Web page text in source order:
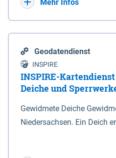
Mehr Infos
Geodatendienst
INSPIRE
INSPIRE-
Deiche und
Gewidmete Deiche
Niedersachsen. Ein Deich